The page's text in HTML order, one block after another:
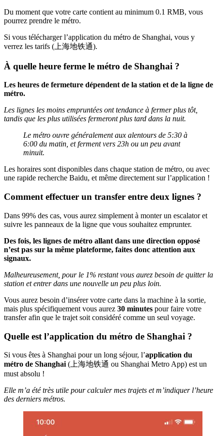
Du moment que votre carte contient au minimum 0.1 RMB, vous
pourrez prendre le métro.
Si vous télécharger l’application du métro de Shanghai, vous y
verrez les tarifs (上海地铁通).
À quelle heure ferme le métro de Shanghai ?
Les heures de fermeture dépendent de la station et de la ligne de
métro.
Les lignes les moins empruntées ont tendance à fermer plus tôt,
tandis que les plus utilisées fermeront plus tard dans la nuit.
Le métro ouvre généralement aux alentours de 5:30 à
6:00 du matin, et ferment vers 23h ou un peu avant
minuit.
Les horaires sont disponibles dans chaque station de métro, ou avec
une rapide recherche Baidu, et même directement sur l’application !
Comment effectuer un transfer entre deux lignes ?
Dans 99% des cas, vous aurez simplement à monter un escalator et
suivre les panneaux de la ligne que vous souhaitez emprunter.
Des fois, les lignes de métro allant dans une direction opposé
n’est pas sur la même plateforme, faites donc attention aux
signaux.
Malheureusement, pour le 1% restant vous aurez besoin de quitter la
station et entrer dans une nouvelle un peu plus loin.
Vous aurez besoin d’insérer votre carte dans la machine à la sortie,
mais plus spécifiquement vous aurez 30 minutes pour faire votre
transfer afin que le trajet soit considéré comme un seul voyage.
Quelle est l’application du métro de Shanghai ?
Si vous êtes à Shanghai pour un long séjour, l’application du
métro de Shanghai (上海地铁通 ou Shanghai Metro App) est un
must absolu !
Elle m’a été très utile pour calculer mes trajets et m’indiquer l’heure
des derniers métros.